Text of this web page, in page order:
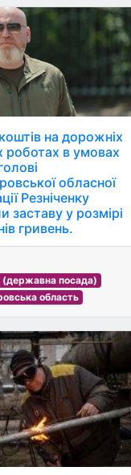
на дорожніх
роботах в умовах
обласної
Резніченку
заставу у розмірі
гривень.
(державна посада)
область